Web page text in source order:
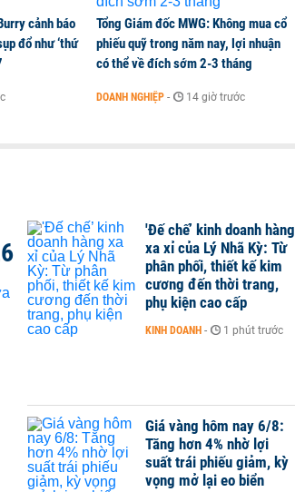
cảnh báo
đổ như ‘thứ
Tổng Giám đốc MWG: Không mua cổ
phiếu quỹ trong năm nay, lợi nhuận
có thể về đích sớm 2-3 tháng
DOANH NGHIỆP - 14 giờ trước
'Đế chế’ kinh doanh hàng
xa xỉ của Lý Nhã Kỳ: Từ
phân phối, thiết kế kim
cương đến thời trang,
phụ kiện cao cấp
KINH DOANH - 1 phút trước
Giá vàng hôm nay 6/8:
Tăng hơn 4% nhờ lợi
suất trái phiếu giảm, kỳ
vọng mở lại eo biển